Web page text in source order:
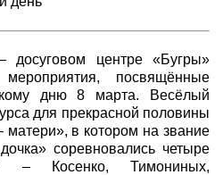
досуговом центре «Бугры»
посвящённые
дню 8 марта. Весёлый
для прекрасной половины
матери», в котором на звание
соревновались четыре
– Косенко, Тимониных,